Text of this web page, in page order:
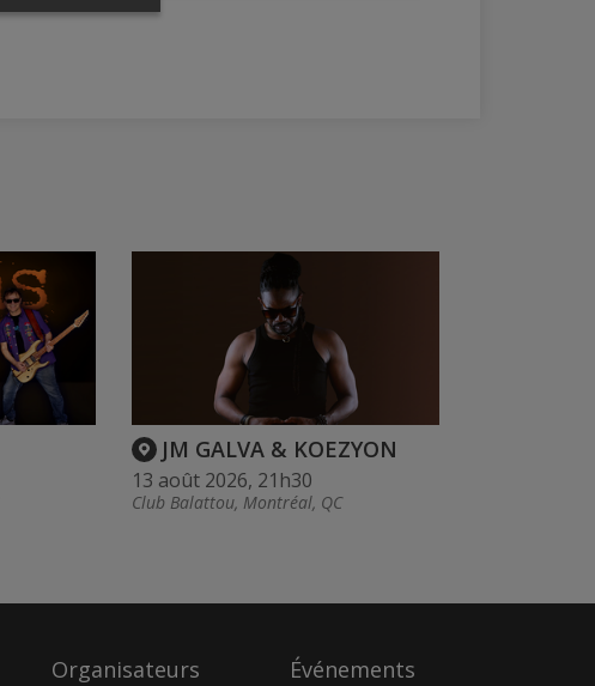
JM GALVA & KOEZYON
13 août 2026, 21h30
Club Balattou, Montréal, QC
Organisateurs Événements